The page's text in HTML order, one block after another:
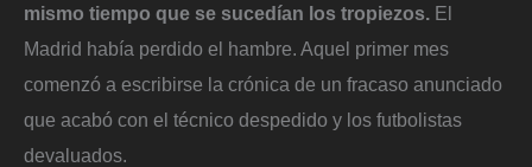
mismo tiempo que se sucedían los tropiezos. El
Madrid había perdido el hambre. Aquel primer mes
comenzó a escribirse la crónica de un fracaso anunciado
que acabó con el técnico despedido y los futbolistas
devaluados.